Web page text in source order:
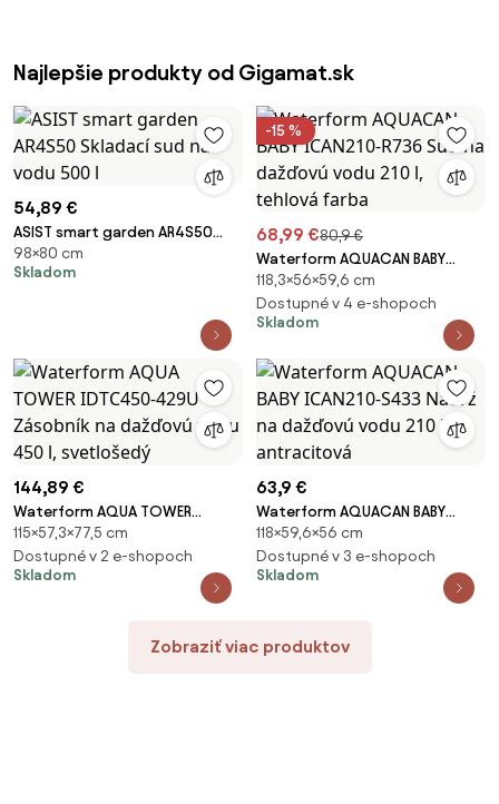
Najlepšie produkty od Gigamat.sk
54,89 €
ASIST smart garden AR4S50
Skladací sud na vodu 500 l
98×80 cm
Skladom
-15 %
68,99 €80,9 €
Waterform AQUACAN BABY
ICAN210-R736 Sud na dažďovú
vodu 210 l, tehlová farba
118,3×56×59,6 cm
Dostupné v 4 e-shopoch
Skladom
144,89 €
Waterform AQUA TOWER
IDTC450-429U Zásobník na
dažďovú vodu 450 l,
svetlošedý
115×57,3×77,5 cm
Dostupné v 2 e-shopoch
Skladom
63,9 €
Waterform AQUACAN BABY
ICAN210-S433 Nádrž na
dažďovú vodu 210 l,
antracitová
118×59,6×56 cm
Dostupné v 3 e-shopoch
Skladom
Zobraziť viac produktov